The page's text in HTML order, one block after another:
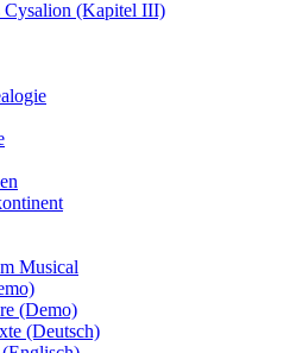
Cysalion (Kapitel III)
Musical
(Demo)
(Deutsch)